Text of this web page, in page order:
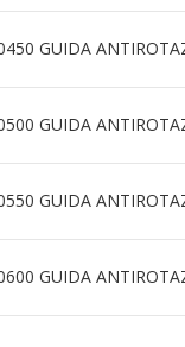
GUIDA
GUIDA
GUIDA
GUIDA